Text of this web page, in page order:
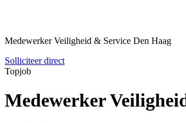
Medewerker Veiligheid & Service Den Haag
Solliciteer direct
Topjob
Medewerker